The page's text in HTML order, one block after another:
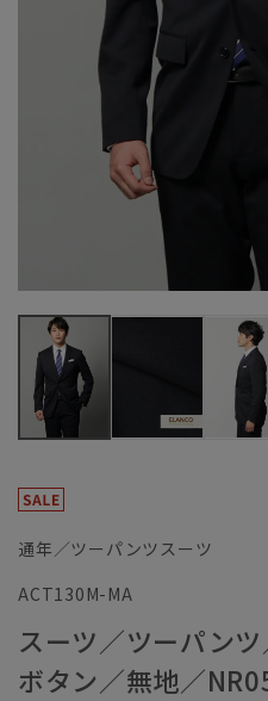
通年／ツーパンツスーツ
ACT130M-MA
スーツ／ツーパン
ボタン／無地／